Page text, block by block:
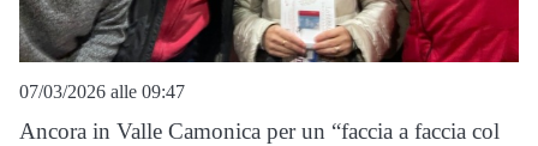
07/03/2026 alle 09:47
Ancora in Valle Camonica per un “faccia a faccia col